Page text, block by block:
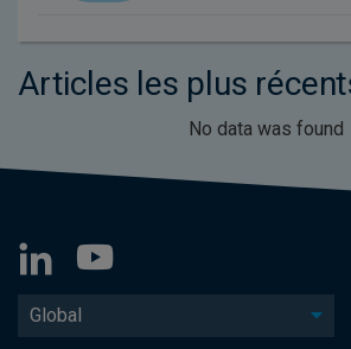
Articles les plus
No data was found
Global